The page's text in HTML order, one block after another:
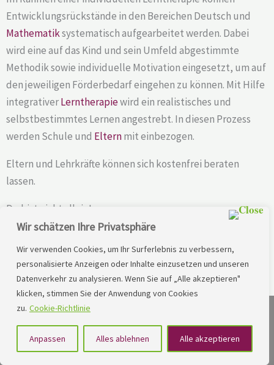
Wir schätzen Ihre Privatsphäre
Wir verwenden Cookies, um Ihr Surferlebnis zu verbessern,
personalisierte Anzeigen oder Inhalte einzusetzen und unseren
Datenverkehr zu analysieren. Wenn Sie auf „Alle akzeptieren"
klicken, stimmen Sie der Anwendung von Cookies
zu. Cookie-Richtlinie
Anpassen Alles ablehnen Alle akzeptieren
Entwicklungsrückstände in den Bereichen Deutsch und
Mathematiksystematisch aufgearbeitet werden. Dabei
wird eine auf das Kind und sein Umfeld abgestimmte
Methodik sowie individuelle Motivation eingesetzt, um auf
den jeweiligen Förderbedarf eingehen zu können. Mit Hilfe
integrativerLerntherapiewird ein realistisches und
selbstbestimmtes Lernen angestrebt. In diesen Prozess
werden Schule und Elternmit einbezogen.
Eltern und Lehrkräfte können sich kostenfrei beraten
lassen.
Du bist nicht allein!
Hier findest Du professionelle Hilfe und Unterstützung,
um Schwierigkeiten zu bewältigen und deine Potenziale
voll entfalten zu können.
"Starte jetzt Deine Reise zu einer erfolgreicheren Zukunft: